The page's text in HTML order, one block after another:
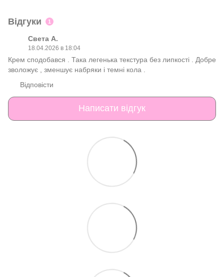
Відгуки 1
Света А.
18.04.2026 в 18:04
Крем сподобався . Така легенька текстура без липкості . Добре
зволожує , зменшує набряки і темні кола .
Відповісти
Написати відгук